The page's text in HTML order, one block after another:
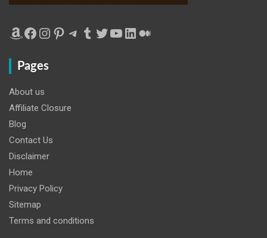
Amazon
Facebook
Instagram
Pinterest
Telegram
Tumblr
Twitter
YouTube
LinkedIn
Medium
Pages
About us
Affiliate Closure
Blog
Contact Us
Disclaimer
Home
Privacy Policy
Sitemap
Terms and conditions